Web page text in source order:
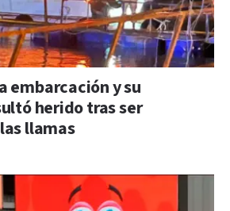
embarcación y su
herido tras ser
llamas